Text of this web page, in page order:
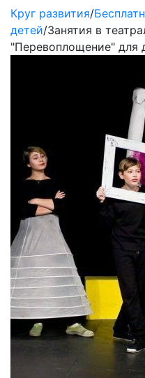
Круг развития/
детей/Занятия в
"Перевоплощение" для